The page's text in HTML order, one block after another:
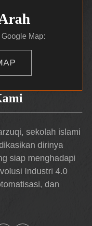
sekolah islami
dirinya
siap menghadapi
Industri 4.0
dan
Map: